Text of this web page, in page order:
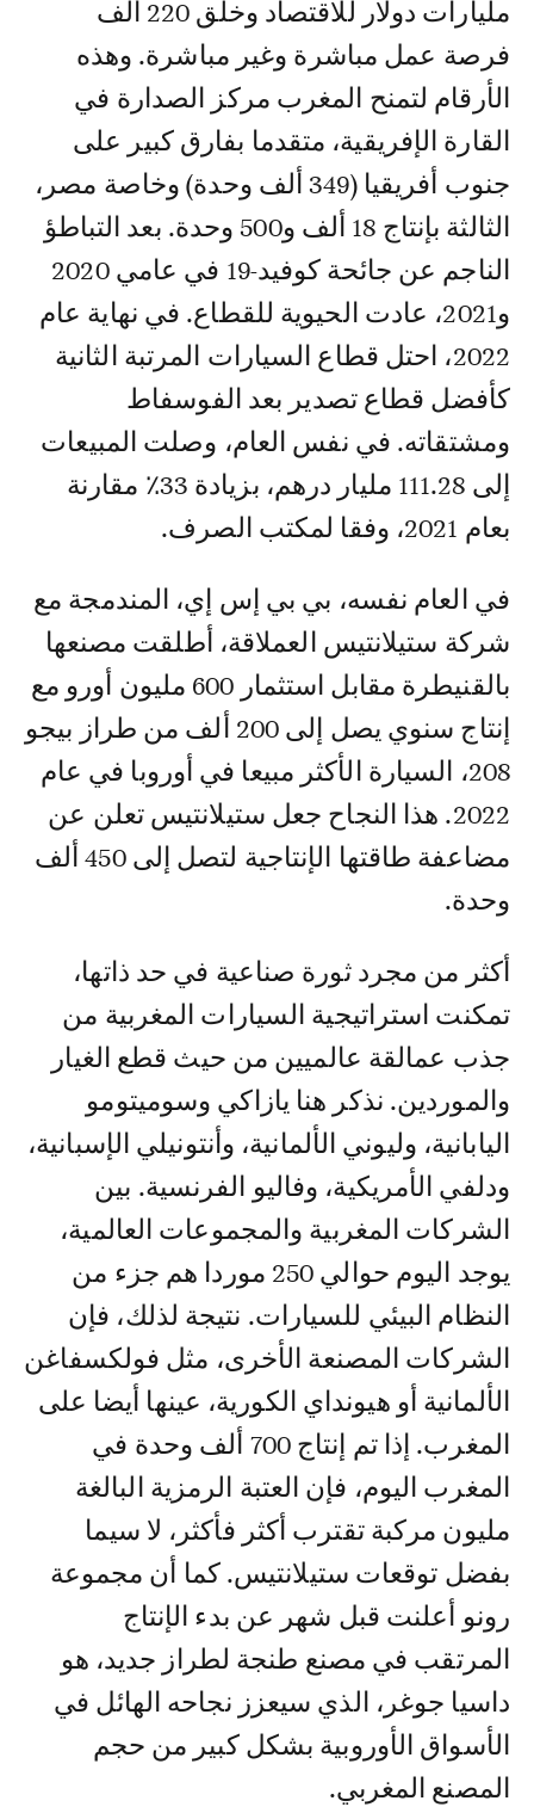
مليارات دولار للاقتصاد وخلق 220 ألف
فرصة عمل مباشرة وغير مباشرة. وهذه
الأرقام لتمنح المغرب مركز الصدارة في
القارة الإفريقية، متقدما بفارق كبير على
جنوب أفريقيا (349 ألف وحدة) وخاصة مصر،
الثالثة بإنتاج 18 ألف و500 وحدة. بعد التباطؤ
الناجم عن جائحة كوفيد-19 في عامي 2020
و2021، عادت الحيوية للقطاع. في نهاية عام
2022، احتل قطاع السيارات المرتبة الثانية
كأفضل قطاع تصدير بعد الفوسفاط
ومشتقاته. في نفس العام، وصلت المبيعات
إلى 111.28 مليار درهم، بزيادة 33٪ مقارنة
بعام 2021، وفقا لمكتب الصرف.
في العام نفسه، بي بي إس إي، المندمجة مع
شركة ستيلانتيس العملاقة، أطلقت مصنعها
بالقنيطرة مقابل استثمار 600 مليون أورو مع
إنتاج سنوي يصل إلى 200 ألف من طراز بيجو
208، السيارة الأكثر مبيعا في أوروبا في عام
2022. هذا النجاح جعل ستيلانتيس تعلن عن
مضاعفة طاقتها الإنتاجية لتصل إلى 450 ألف
وحدة.
أكثر من مجرد ثورة صناعية في حد ذاتها،
تمكنت استراتيجية السيارات المغربية من
جذب عمالقة عالميين من حيث قطع الغيار
والموردين. نذكر هنا يازاكي وسوميتومو
اليابانية، وليوني الألمانية، وأنتونيلي الإسبانية،
ودلفي الأمريكية، وفاليو الفرنسية. بين
الشركات المغربية والمجموعات العالمية،
يوجد اليوم حوالي 250 موردا هم جزء من
النظام البيئي للسيارات. نتيجة لذلك، فإن
الشركات المصنعة الأخرى، مثل فولكسفاغن
الألمانية أو هيونداي الكورية، عينها أيضا على
المغرب. إذا تم إنتاج 700 ألف وحدة في
المغرب اليوم، فإن العتبة الرمزية البالغة
مليون مركبة تقترب أكثر فأكثر، لا سيما
بفضل توقعات ستيلانتيس. كما أن مجموعة
رونو أعلنت قبل شهر عن بدء الإنتاج
المرتقب في مصنع طنجة لطراز جديد، هو
داسيا جوغر، الذي سيعزز نجاحه الهائل في
الأسواق الأوروبية بشكل كبير من حجم
المصنع المغربي.